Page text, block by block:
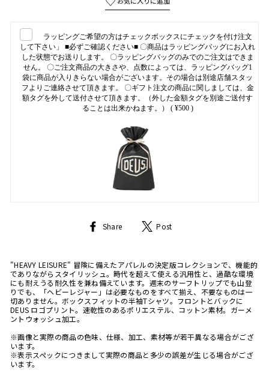
ラッピングご希望の方はチェックボックスにチェックを付け注文
して下さい」 ■必ずご確認ください■ 〇商品はラッピングバッグにお入れ
した状態でお送りします。 〇ラッピングバッグのみでのご注文はできま
せん。 〇ご注文商品の大きさや、点数によっては、ラッピングバッグ1
袋に商品が入りきらない場合がございます。その場合は別途店舗スタッ
フよりご連絡させて頂きます。 〇ギフト注文の商品に関しましては、金
額タグを外して送付させて頂きます。（外した金額タグを別途ご送付す
ることは出来かねます。） ( ¥500 )
Share
Share Post
"HEAVY LEISURE" 冒険に備えたアパレルの決定版コレクションで、機能的
でありながらスタイリッシュ。時代を超えて使える汎用性と、過酷な環境
にも耐えうる耐久性を兼ね備えています。週末のサーフトリップでも山登
りでも、「ヘビーレジャー」は必要なものをすべて揃え、不要なものは一
切ありません。ボックスフィットの半袖Tシャツ。フロントとバックに
DEUS ロゴプリント。速乾性のあるポリエステル、コットン素材。ガーメ
ントウォッシュ加工。
※画像と実際の商品の色味、仕様、加工、素材等が若干異なる場合がござ
います。
※表示スペックにつきまして実際の商品と多少の誤差が生じる場合がござ
います。